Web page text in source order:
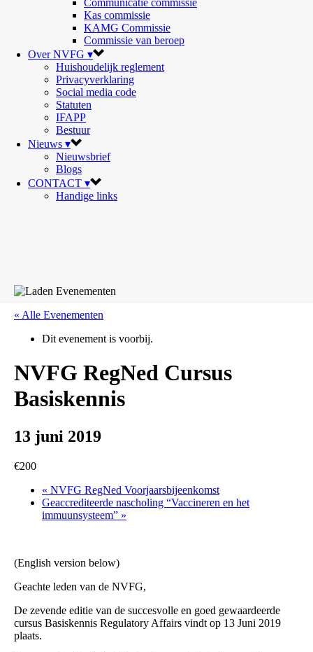
Communicatie commissie
Kas commissie
KAMG Commissie
Commissie van beroep
Over NVFG ▾
Huishoudelijk reglement
Privacyverklaring
Social media code
Statuten
IFAPP
Bestuur
Nieuws ▾
Nieuwsbrief
Blogs
CONTACT ▾
Handige links
« Alle Evenementen
Dit evenement is voorbij.
NVFG RegNed Cursus
Basiskennis
13 juni 2019
€200
« NVFG RegNed Voorjaarsbijeenkomst
Geaccrediteerde nascholing “Vaccineren en het
immuunsysteem” »
(English version below)
Geachte leden van de NVFG,
De zevende editie van de succesvolle en goed gewaardeerde
cursus Basiskennis Regulatory Affairs vindt op 13 Juni 2019
plaats.